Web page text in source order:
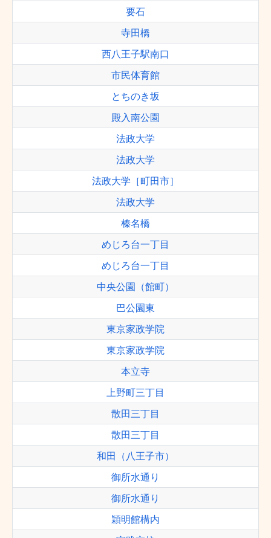
要石
寺田橋
西八王子駅南口
市民体育館
とちのき坂
殿入南公園
法政大学
法政大学
法政大学［町田市］
法政大学
榛名橋
めじろ台一丁目
めじろ台一丁目
中央公園（館町）
巴公園東
東京家政学院
東京家政学院
本立寺
上野町三丁目
散田三丁目
散田三丁目
和田（八王子市）
御所水通り
御所水通り
穎明館構内